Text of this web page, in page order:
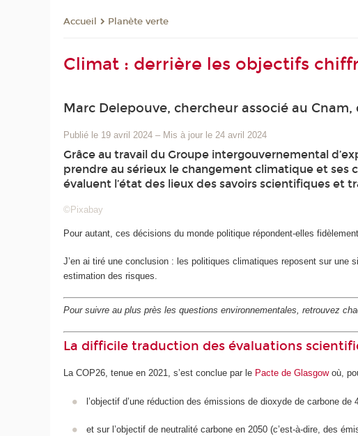
Accueil Planète verte
Climat : derrière les objectifs
Marc Delepouve, chercheur associé au
Publié le 19 avril 2024 – Mis à jour le 24 avril 2024
Grâce au travail du Groupe intergouvernemental
prendre au sérieux le changement climatique et ses
évaluent l’état des lieux des savoirs scientifiques et
©Pixabay
Pour autant, ces décisions du monde politique répondent-elles
J’en ai tiré une conclusion : les politiques climatiques reposent sur
estimation des risques.
Pour suivre au plus près les questions environnementales, retrouvez
La difficile traduction des évaluations
La COP26, tenue en 2021, s’est conclue par le Pacte de Glasgowoù,
l’objectif d’une réduction des émissions de dioxyde de carbone de
et sur l’objectif de neutralité carbone en 2050 (c’est-à-dire, des